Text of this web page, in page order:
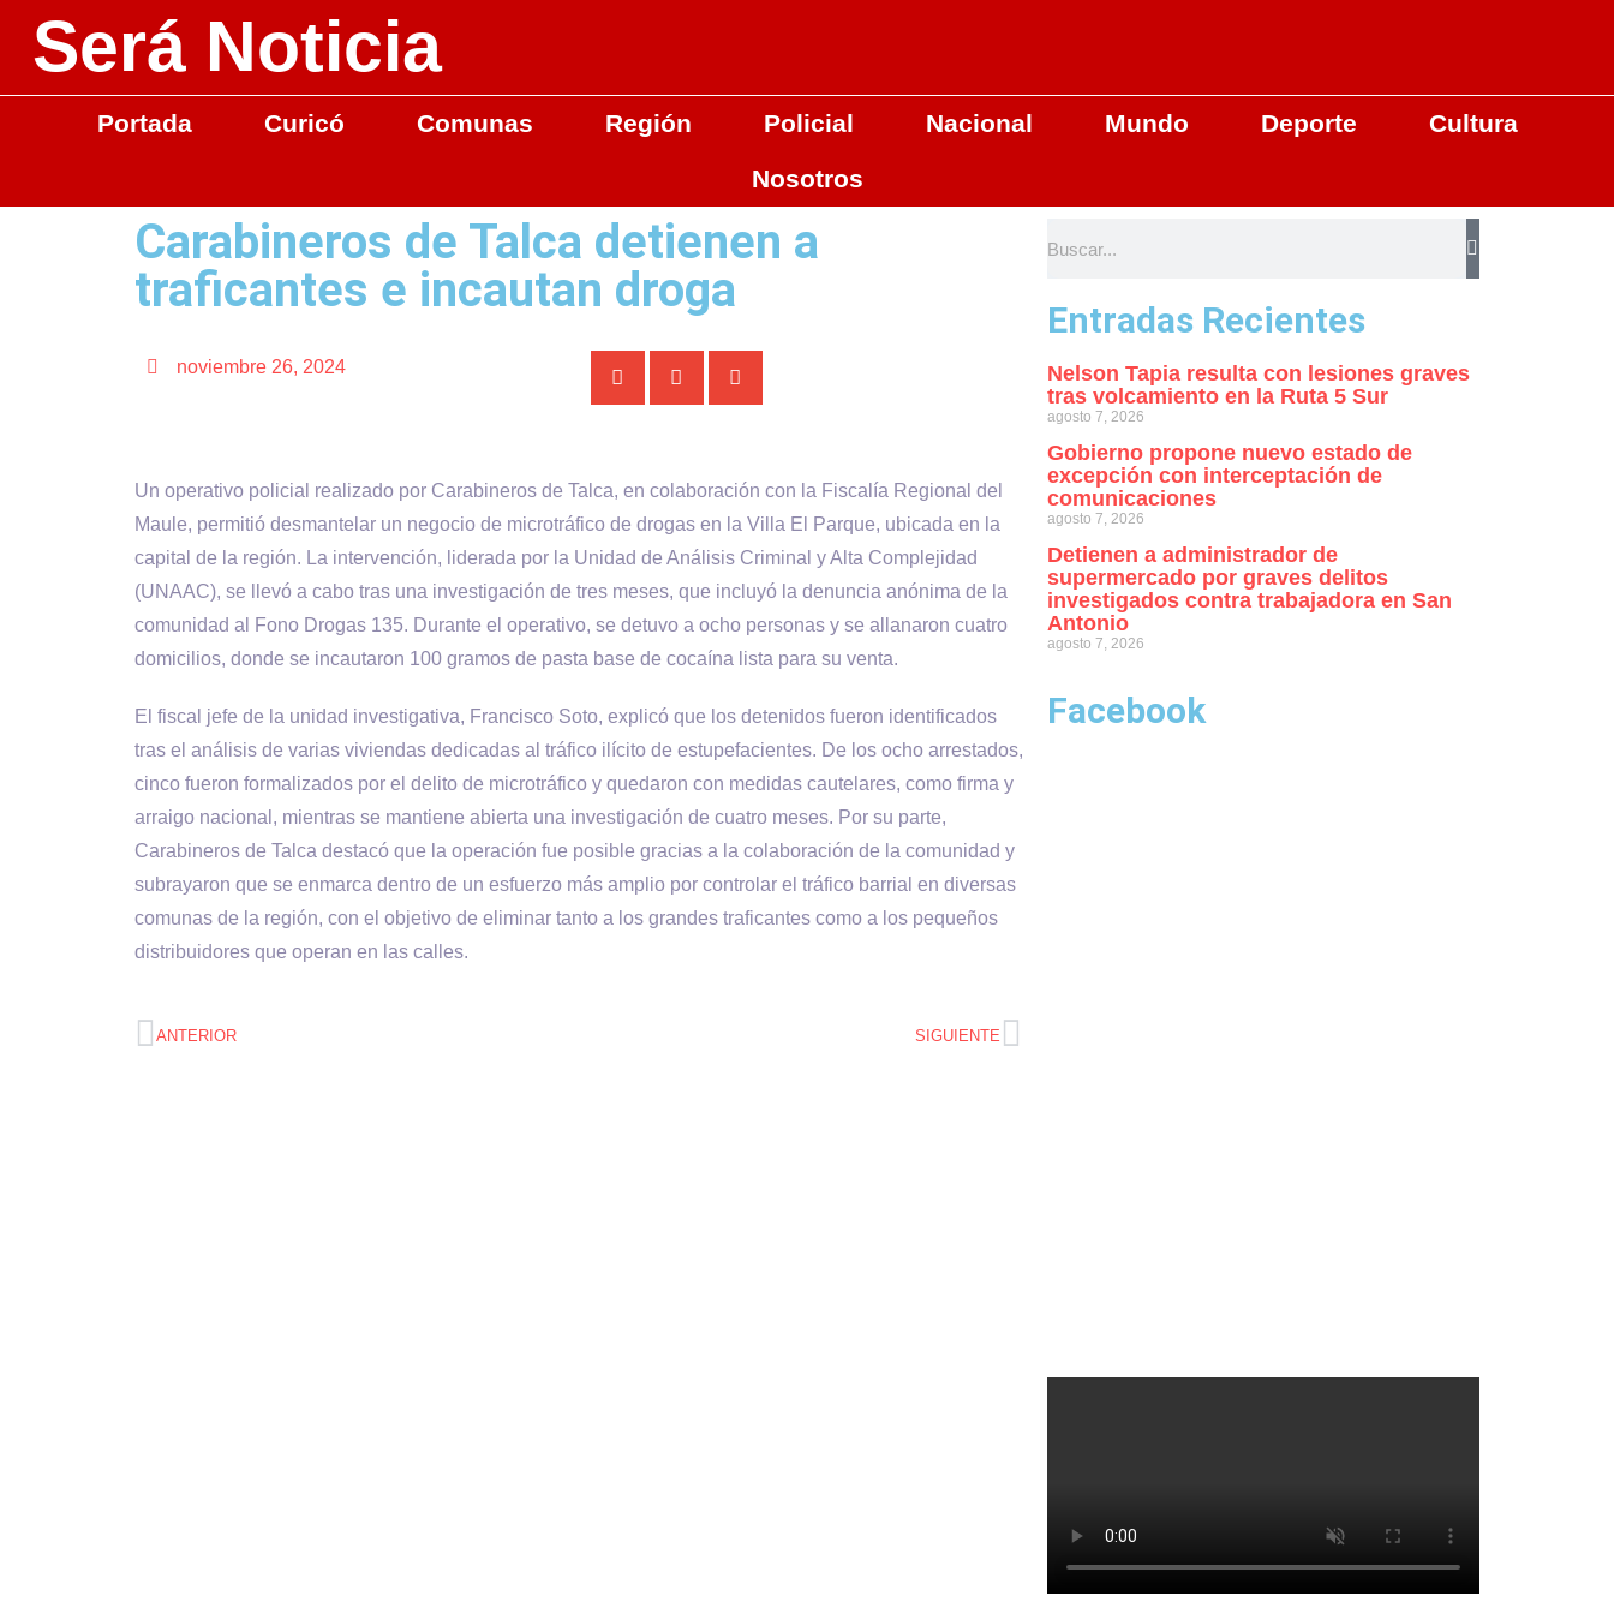
Será Noticia
Portada Curicó Comunas Región Policial Nacional Mundo Deporte
Cultura
Nosotros
Carabineros de Talca detienen a
traficantes e incautan droga
noviembre 26, 2024
Un operativo policial realizado por Carabineros de Talca, en colaboración con la Fiscalía Regional del
Maule, permitió desmantelar un negocio de microtráfico de drogas en la Villa El Parque, ubicada en la
capital de la región. La intervención, liderada por la Unidad de Análisis Criminal y Alta Complejidad
(UNAAC), se llevó a cabo tras una investigación de tres meses, que incluyó la denuncia anónima de la
comunidad al Fono Drogas 135. Durante el operativo, se detuvo a ocho personas y se allanaron cuatro
domicilios, donde se incautaron 100 gramos de pasta base de cocaína lista para su venta.
El fiscal jefe de la unidad investigativa, Francisco Soto, explicó que los detenidos fueron identificados
tras el análisis de varias viviendas dedicadas al tráfico ilícito de estupefacientes. De los ocho arrestados,
cinco fueron formalizados por el delito de microtráfico y quedaron con medidas cautelares, como firma y
arraigo nacional, mientras se mantiene abierta una investigación de cuatro meses. Por su parte,
Carabineros de Talca destacó que la operación fue posible gracias a la colaboración de la comunidad y
subrayaron que se enmarca dentro de un esfuerzo más amplio por controlar el tráfico barrial en diversas
comunas de la región, con el objetivo de eliminar tanto a los grandes traficantes como a los pequeños
distribuidores que operan en las calles.
ANTERIOR SIGUIENTE
Entradas Recientes
Nelson Tapia resulta con lesiones graves
tras volcamiento en la Ruta 5 Sur
agosto 7, 2026
Gobierno propone nuevo estado de
excepción con interceptación de
comunicaciones
agosto 7, 2026
Detienen a administrador de
supermercado por graves delitos
investigados contra trabajadora en San
Antonio
agosto 7, 2026
Facebook